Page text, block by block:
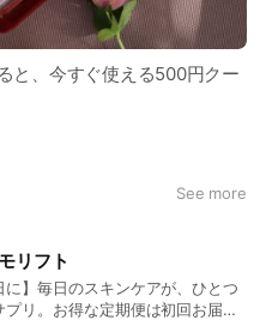
と、今すぐ使える500円クー
See more
リフト
に】毎日のスキンケアが、ひとつ
プリ。お得な定期便は初回お届け